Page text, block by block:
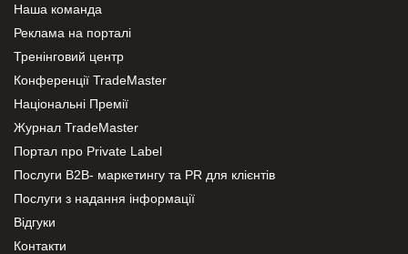
Наша команда
Реклама на порталі
Тренінговий центр
Конференції TradeMaster
Національні Премії
Журнал TradeMaster
Портал про Private Label
Послуги В2В- маркетингу та PR для клієнтів
Послуги з надання інформації
Відгуки
Контакти